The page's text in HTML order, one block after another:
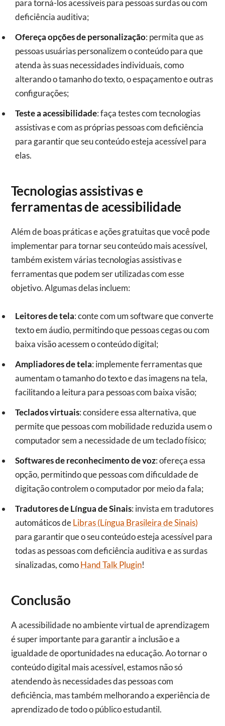
para torná-los acessíveis para pessoas surdas ou com
deficiência auditiva;
Ofereça opções de personalização: permita que as
pessoas usuárias personalizem o conteúdo para que
atenda às suas necessidades individuais, como
alterando o tamanho do texto, o espaçamento e outras
configurações;
Teste a acessibilidade: faça testes com tecnologias
assistivas e com as próprias pessoas com deficiência
para garantir que seu conteúdo esteja acessível para
elas.
Tecnologias assistivas e
ferramentas de acessibilidade
Além de boas práticas e ações gratuitas que você pode
implementar para tornar seu conteúdo mais acessível,
também existem várias tecnologias assistivas e
ferramentas que podem ser utilizadas com esse
objetivo. Algumas delas incluem:
Leitores de tela: conte com um software que converte
texto em áudio, permitindo que pessoas cegas ou com
baixa visão acessem o conteúdo digital;
Ampliadores de tela: implemente ferramentas que
aumentam o tamanho do texto e das imagens na tela,
facilitando a leitura para pessoas com baixa visão;
Teclados virtuais: considere essa alternativa, que
permite que pessoas com mobilidade reduzida usem o
computador sem a necessidade de um teclado físico;
Softwares de reconhecimento de voz: ofereça essa
opção, permitindo que pessoas com dificuldade de
digitação controlem o computador por meio da fala;
Tradutores de Língua de Sinais: invista em tradutores
automáticos deLibras (Língua Brasileira de Sinais)
para garantir que o seu conteúdo esteja acessível para
todas as pessoas com deficiência auditiva e as surdas
sinalizadas, comoHand Talk Plugin!
Conclusão
A acessibilidade no ambiente virtual de aprendizagem
é super importante para garantir a inclusão e a
igualdade de oportunidades na educação. Ao tornar o
conteúdo digital mais acessível, estamos não só
atendendo às necessidades das pessoas com
deficiência, mas também melhorando a experiência de
aprendizado de todo o público estudantil.